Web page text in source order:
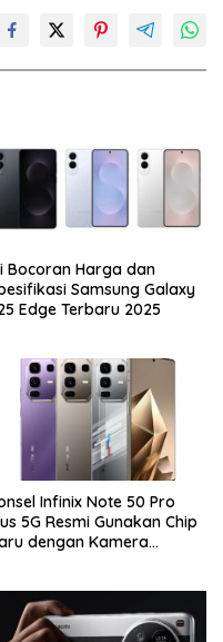
Bocoran Harga dan
Samsung Galaxy
Edge Terbaru 2025
Infinix Note 50 Pro
5G Resmi Gunakan Chip
dengan Kamera